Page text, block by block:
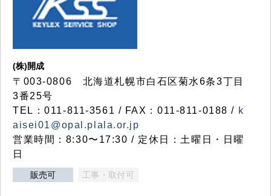
(株)開成
〒003-0806 北海道札幌市白石区菊水6条3丁目
3番25号
TEL：011-811-3561 / FAX：011-811-0188 / k
aisei01@opal.plala.or.jp
営業時間：8:30〜17:30 / 定休日：土曜日・日曜
日
販売可 工事・取付可